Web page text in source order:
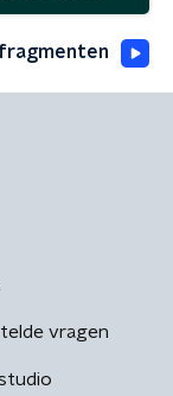
vragen